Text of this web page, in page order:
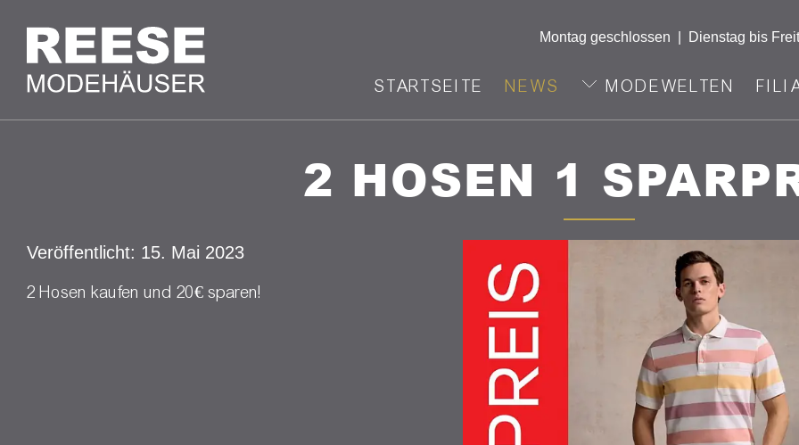
Montag geschlossen Dienstag bis
STARTSEITE NEWS MODEWELTEN
2 HOSEN 1
Veröffentlicht: 15. Mai 2023
2 Hosen kaufen und 20€ sparen!